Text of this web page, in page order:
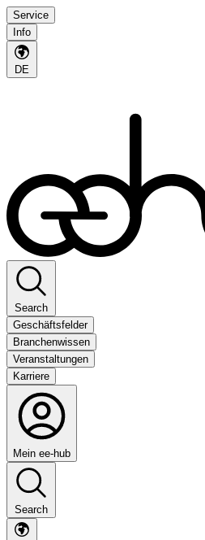
Service
Info
DE
Search
Geschäftsfelder
Branchenwissen
Veranstaltungen
Karriere
Mein ee-hub
Search